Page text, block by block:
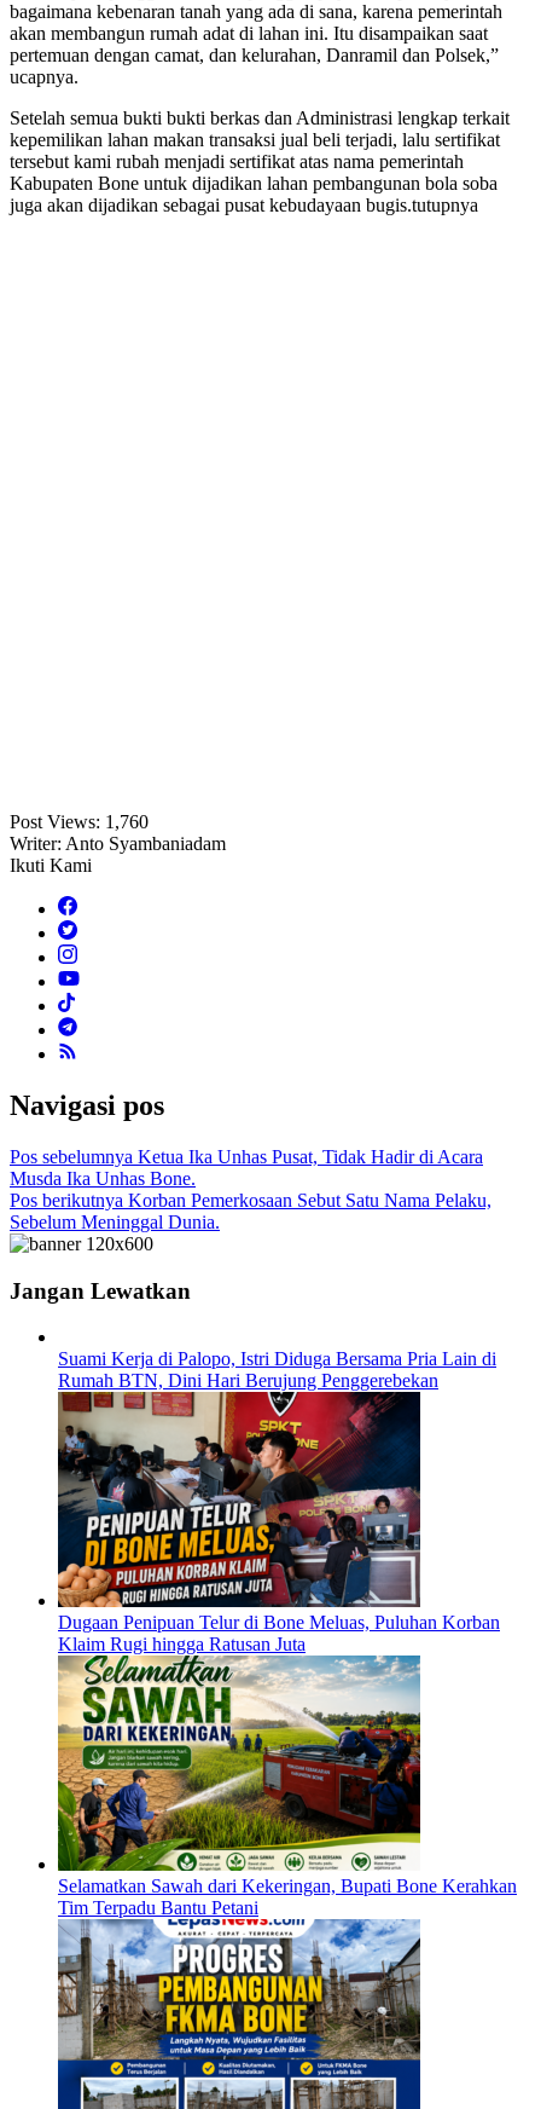
bagaimana kebenaran tanah yang ada di sana, karena pemerintah
akan membangun rumah adat di lahan ini. Itu disampaikan saat
pertemuan dengan camat, dan kelurahan, Danramil dan Polsek,”
ucapnya.
Setelah semua bukti bukti berkas dan Administrasi lengkap terkait
kepemilikan lahan makan transaksi jual beli terjadi, lalu sertifikat
tersebut kami rubah menjadi sertifikat atas nama pemerintah
Kabupaten Bone untuk dijadikan lahan pembangunan bola soba
juga akan dijadikan sebagai pusat kebudayaan bugis.tutupnya
Post Views: 1,760
Writer: Anto Syambaniadam
Ikuti Kami
Navigasi pos
Pos sebelumnya Ketua Ika Unhas Pusat, Tidak Hadir di Acara
Musda Ika Unhas Bone.
Pos berikutnya Korban Pemerkosaan Sebut Satu Nama Pelaku,
Sebelum Meninggal Dunia.
Jangan Lewatkan
Suami Kerja di Palopo, Istri Diduga Bersama Pria Lain di
Rumah BTN, Dini Hari Berujung Penggerebekan
Dugaan Penipuan Telur di Bone Meluas, Puluhan Korban
Klaim Rugi hingga Ratusan Juta
Selamatkan Sawah dari Kekeringan, Bupati Bone Kerahkan
Tim Terpadu Bantu Petani